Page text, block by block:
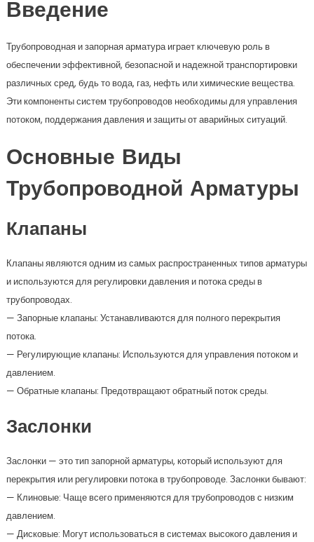
Введение
Трубопроводная и запорная арматура играет ключевую роль в
обеспечении эффективной, безопасной и надежной транспортировки
различных сред, будь то вода, газ, нефть или химические вещества.
Эти компоненты систем трубопроводов необходимы для управления
потоком, поддержания давления и защиты от аварийных ситуаций.
Основные Виды
Трубопроводной Арматуры
Клапаны
Клапаны являются одним из самых распространенных типов арматуры
и используются для регулировки давления и потока среды в
трубопроводах.
— Запорные клапаны: Устанавливаются для полного перекрытия
потока.
— Регулирующие клапаны: Используются для управления потоком и
давлением.
— Обратные клапаны: Предотвращают обратный поток среды.
Заслонки
Заслонки — это тип запорной арматуры, который используют для
перекрытия или регулировки потока в трубопроводе. Заслонки бывают:
— Клиновые: Чаще всего применяются для трубопроводов с низким
давлением.
— Дисковые: Могут использоваться в системах высокого давления и